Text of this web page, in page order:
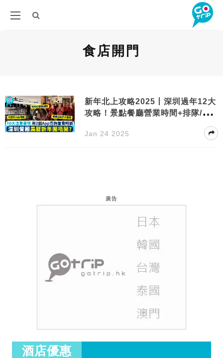
食店開門
新年北上攻略2025丨深圳過年12大
攻略！景點餐廳營業時間+排隊/派
Jan 24 2025
廣告
酒店優惠